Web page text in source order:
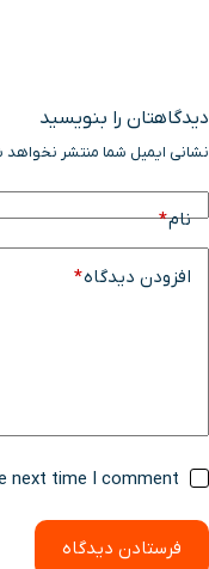
دیدگاهتان را بنویسید
نشانی ایمیل شما منتشر
نام*
افزودن دیدگاه*
next time I comment.
فرستادن دیدگاه